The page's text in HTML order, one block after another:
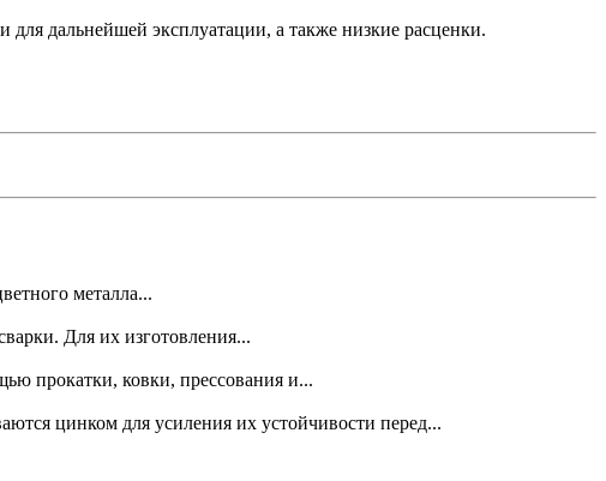
дальнейшей эксплуатации, а также низкие расценки.
металла...
Для их изготовления...
прокатки, ковки, прессования и...
цинком для усиления их устойчивости перед...